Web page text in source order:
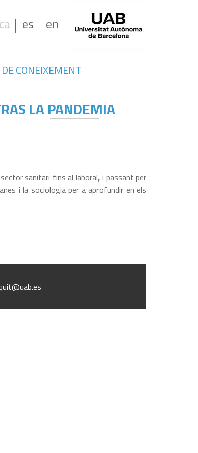
CONEIXEMENT
ca es en
LA PANDEMIA
sanitari fins al laboral, i passant per
i la sociologia per a aprofundir en els